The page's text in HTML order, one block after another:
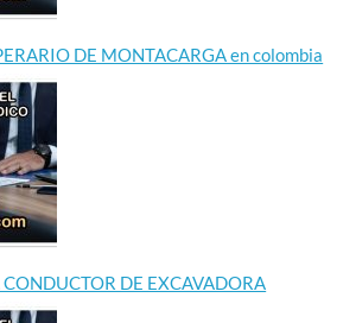
DE MONTACARGA en colombia
DE EXCAVADORA